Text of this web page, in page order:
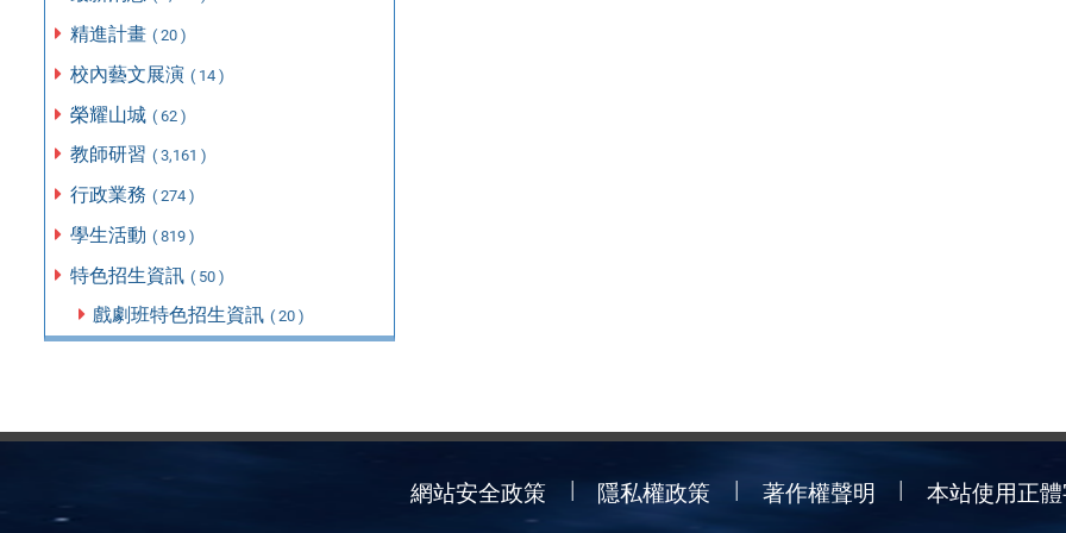
精進計畫 ( 20 )
校內藝文展演 ( 14 )
榮耀山城 ( 62 )
教師研習 ( 3,161 )
行政業務 ( 274 )
學生活動 ( 819 )
特色招生資訊 ( 50 )
戲劇班特色招生資訊 ( 20 )
網站安全政策 隱私權政策 著作權聲明 本站使用正